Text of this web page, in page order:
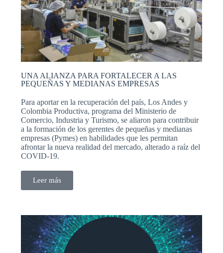
UNA ALIANZA PARA FORTALECER A LAS
PEQUEÑAS Y MEDIANAS EMPRESAS
Para aportar en la recuperación del país, Los Andes y
Colombia Productiva, programa del Ministerio de
Comercio, Industria y Turismo, se aliaron para contribuir
a la formación de los gerentes de pequeñas y medianas
empresas (Pymes) en habilidades que les permitan
afrontar la nueva realidad del mercado, alterado a raíz del
COVID-19.
Leer más